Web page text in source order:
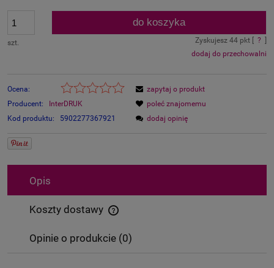
szt.
do koszyka
Zyskujesz 44pkt [ ?
dodaj do przechowalni
Ocena:
Producent:
InterDRUK
Kod produktu:
5902277367921
zapytaj o produkt
poleć znajomemu
dodaj opinię
Opis
Koszty dostawy
Cena nie zawiera ewentualnych kosztów płatności
Opinie o produkcie (0)